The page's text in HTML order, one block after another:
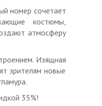
номер сочетает
костюмы,
атмосферу
Изящная
зрителям новые
35%!